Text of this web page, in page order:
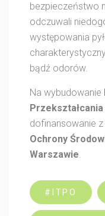
bezpieczeństwo
odczuwali
występowania
bądź odorów.
Na wybudowanie
dofinansowanie z
Ochrony
Warszawie.
#ITPO